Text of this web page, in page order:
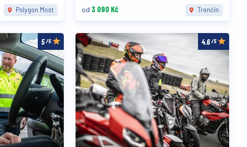
Polygon Most od 3 090 Kč Trenčín
/5 /5